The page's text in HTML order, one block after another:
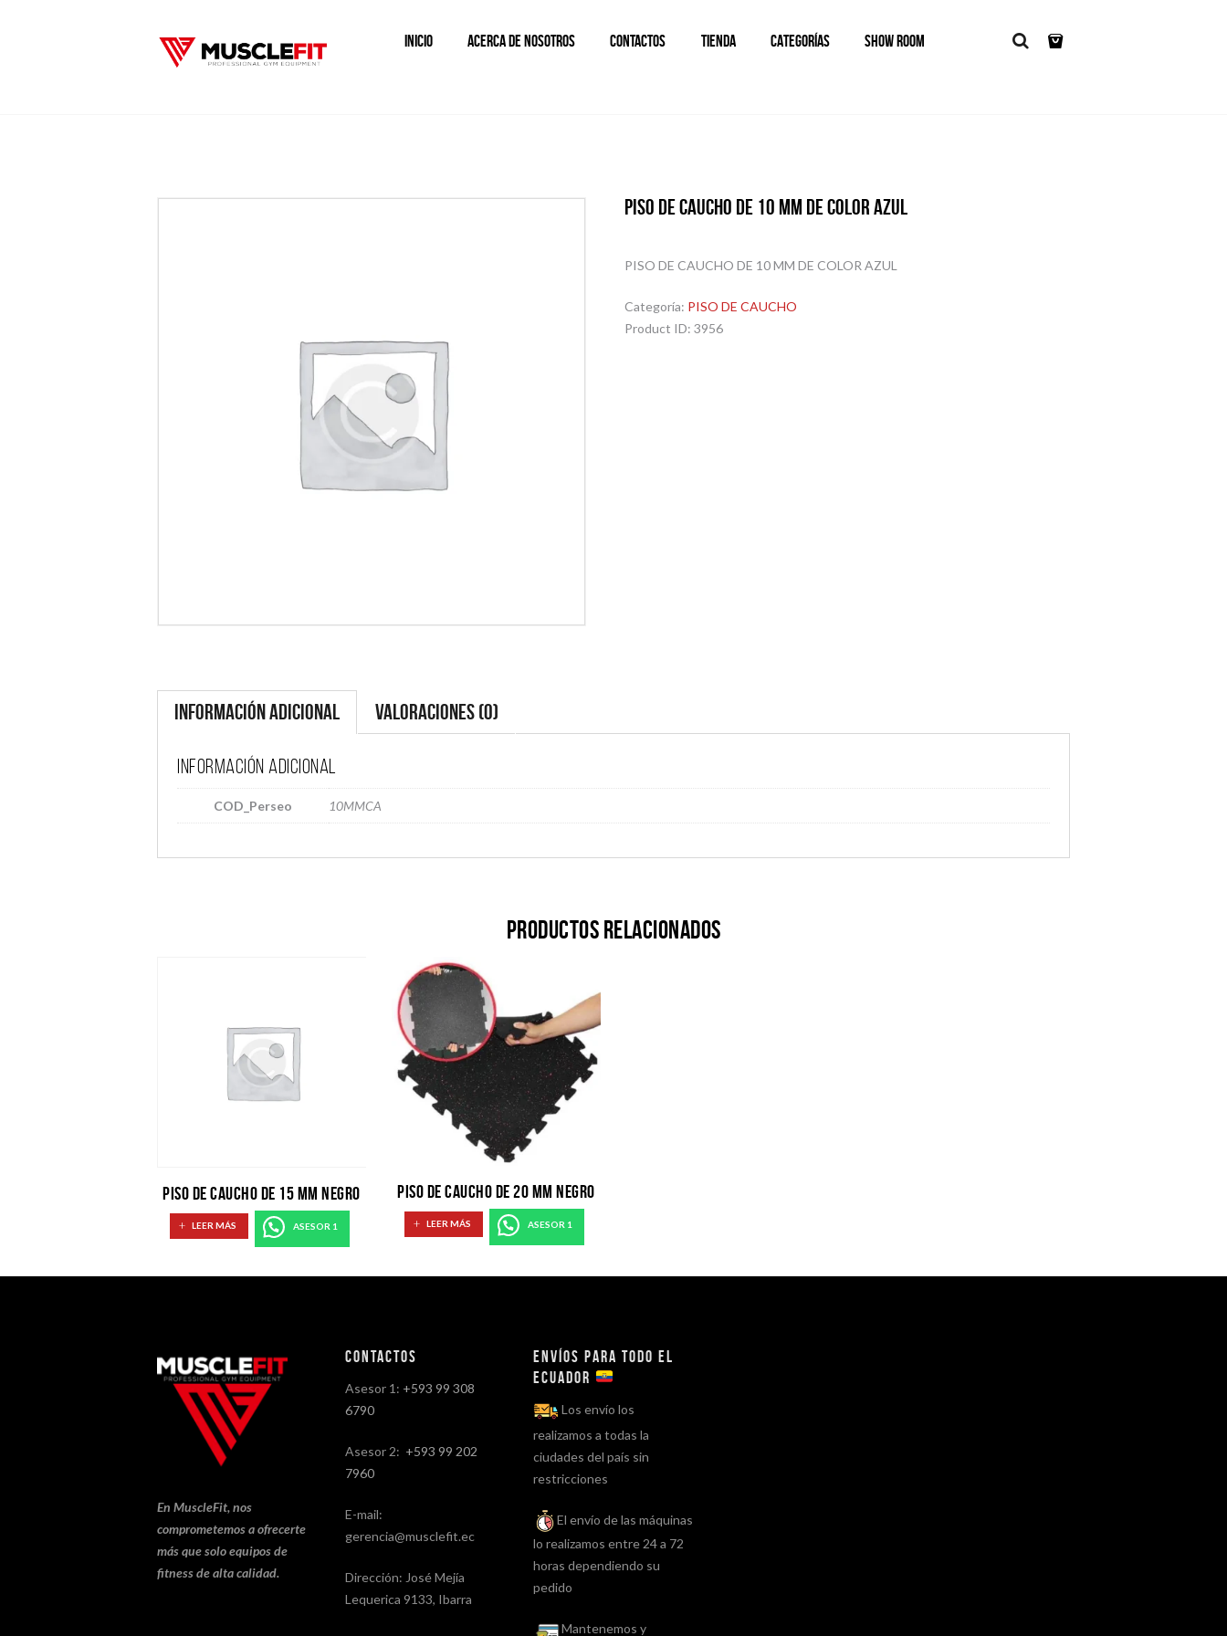
INICIO ACERCA DE NOSOTROS CONTACTOS TIENDA CATEGORÍAS SHOW ROOM
PISO DE CAUCHO DE 10 MM DE COLOR AZUL
PISO DE CAUCHO DE 10 MM DE COLOR AZUL
Categoría: PISO DE CAUCHO
Product ID: 3956
Información adicional Valoraciones (0)
Información adicional
COD_Perseo 10MMCA
Productos relacionados
PISO DE CAUCHO DE 15 MM NEGRO
LEER MÁS ASESOR 1
PISO DE CAUCHO DE 20 MM NEGRO
LEER MÁS ASESOR 1
En MuscleFit, nos
comprometemos a ofrecerte
más que solo equipos de
fitness de alta calidad.
Contactos
Asesor 1: +593 99 308
6790
Asesor 2: +593 99 202
7960
E-mail:
gerencia@musclefit.ec
Dirección: José Mejía
Lequerica 9133, Ibarra
Envíos para todo el
ECUADOR
Los envío los
realizamos a todas la
ciudades del país sin
restricciones
El envío de las máquinas
lo realizamos entre 24 a 72
horas dependiendo su
pedido
Mantenemos y